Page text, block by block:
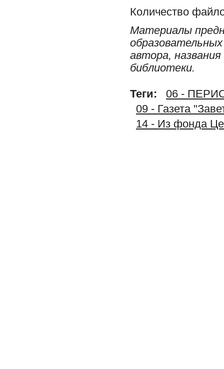
Количество
Материалы
автора,
библиотеки.
Теги:
06 -
09 - Газета
14 - Из фонда